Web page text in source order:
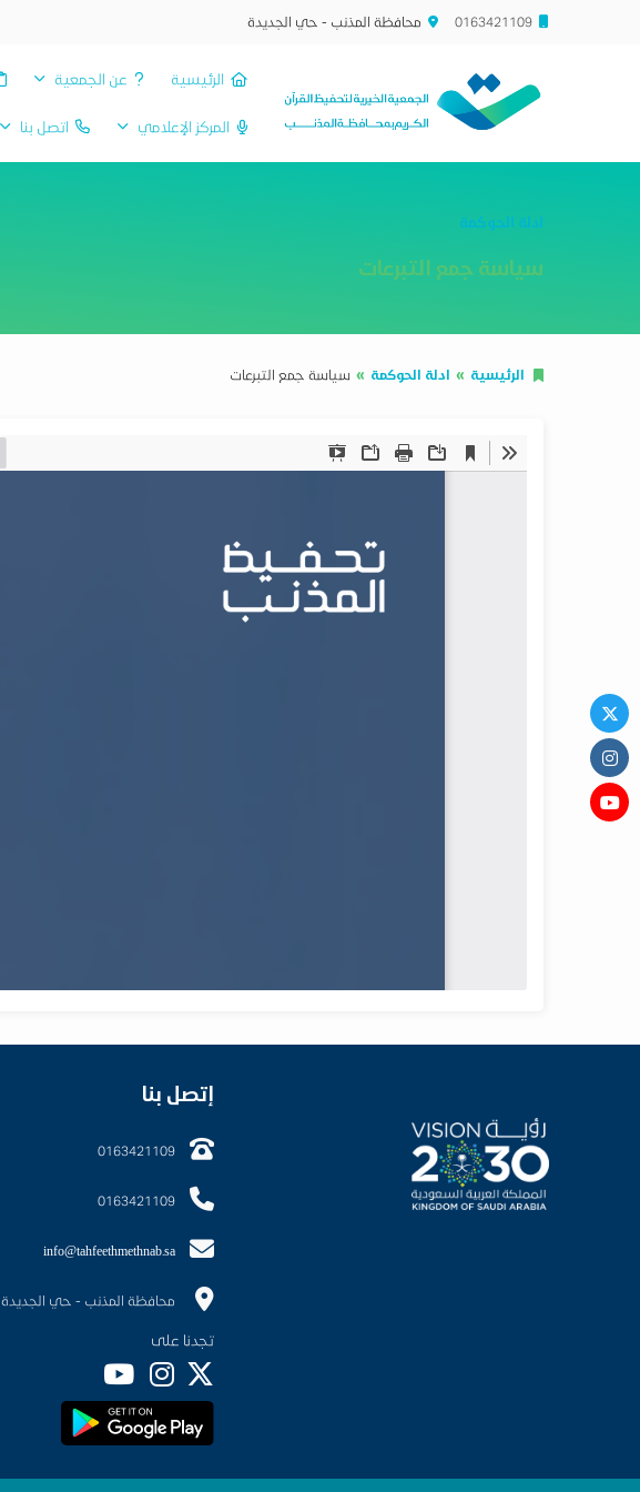
0163421109 محافظة المذنب - حي الجديدة
الرئيسية عن الجمعية
المركز الإعلامي اتصل بنا
ادلة الحوكمة
سياسة جمع التبرعات
الرئيسية ادلة الحوكمة سياسة جمع التبرعات
إتصل بنا
0163421109
0163421109
info@tahfeethmethnab.sa
محافظة المذنب - حي الجديدة
تجدنا على